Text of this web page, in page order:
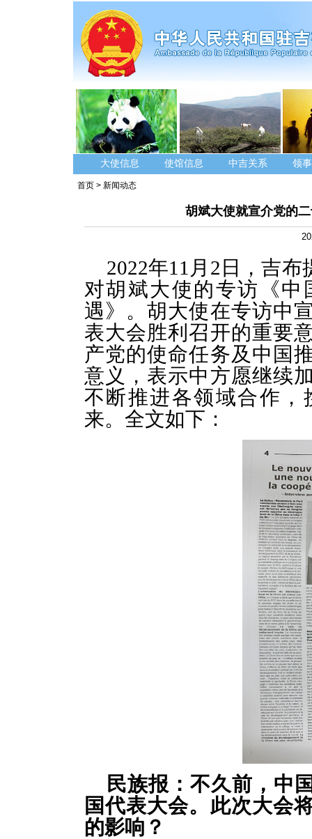
大使信息 使馆信息 中吉关系 领
首页 > 新闻动态
胡斌大使就宣介党的
2022年11月2日，吉
对胡斌大使的专访《
遇》。胡大使在专访中
表大会胜利召开的重要
产党的使命任务及中国
意义，表示中方愿继续
不断推进各领域合作
来。全文如下：
民族报： 不久前， 中
国代表大会。此次大会
的影响？